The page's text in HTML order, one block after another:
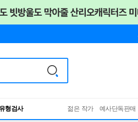
형검사
Lab
젊은 작가 예사단독판매